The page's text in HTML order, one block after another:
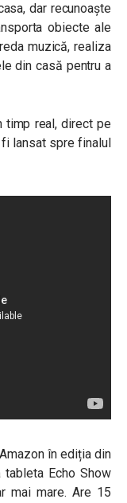
dar recunoaşte
obiecte ale
muzică, realiza
din casă pentru a
timp real, direct pe
lansat spre finalul
în ediția din
Echo Show
mai mare. Are 15